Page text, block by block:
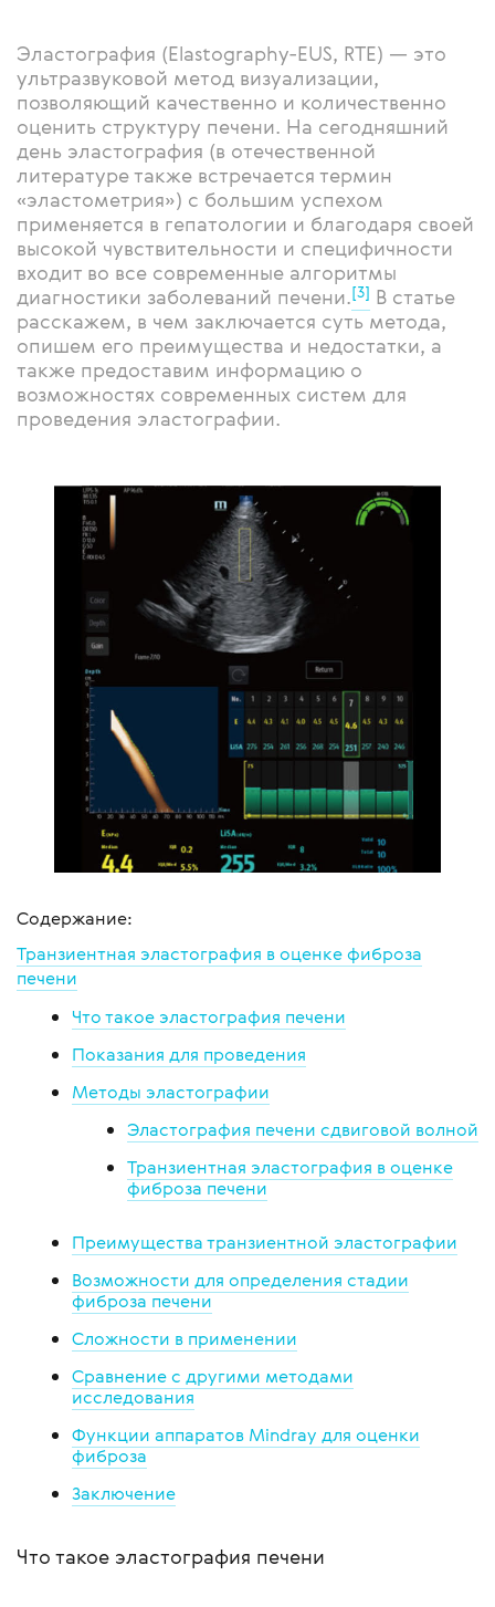
Эластография (Elastography-EUS, RTE) — это
ультразвуковой метод визуализации,
позволяющий качественно и количественно
оценить структуру печени. На сегодняшний
день эластография (в отечественной
литературе также встречается термин
«эластометрия») с большим успехом
применяется в гепатологии и благодаря своей
высокой чувствительности и специфичности
входит во все современные алгоритмы
диагностики заболеваний печени.[3] В статье
расскажем, в чем заключается суть метода,
опишем его преимущества и недостатки, а
также предоставим информацию о
возможностях современных систем для
проведения эластографии.
Содержание:
Транзиентная эластография в оценке фиброза
печени
Что такое эластография печени
Показания для проведения
Методы эластографии
Эластография печени сдвиговой волной
Транзиентная эластография в оценке
фиброза печени
Преимущества транзиентной эластографии
Возможности для определения стадии
фиброза печени
Сложности в применении
Сравнение с другими методами
исследования
Функции аппаратов Mindray для оценки
фиброза
Заключение
Что такое эластография печени